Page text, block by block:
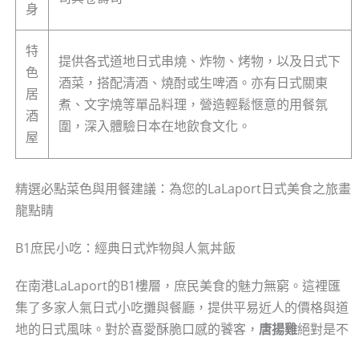
身
特
色
居
酒
屋
提供各式道地日式串燒、炸物、烤物，以及日式下
酒菜，搭配清酒、燒酎或生啤酒。亦有日式關東
煮、文字燒等單品料理，營造輕鬆愜意的用餐氛
圍，深入體驗日本在地飲食文化。
精選必點菜色與用餐建議：為您的LaLaport日式美食之旅畫
龍點睛
B1庶民小吃：經典日式炸物與人氣丼飯
在南港LaLaport的B1樓層，庶民美食的魅力無窮。這裡匯
集了多家人氣日式小吃攤與餐廳，提供平易近人的價格與道
地的日式風味。對於喜愛酥脆口感的饕客， 唐揚雞絕對是不